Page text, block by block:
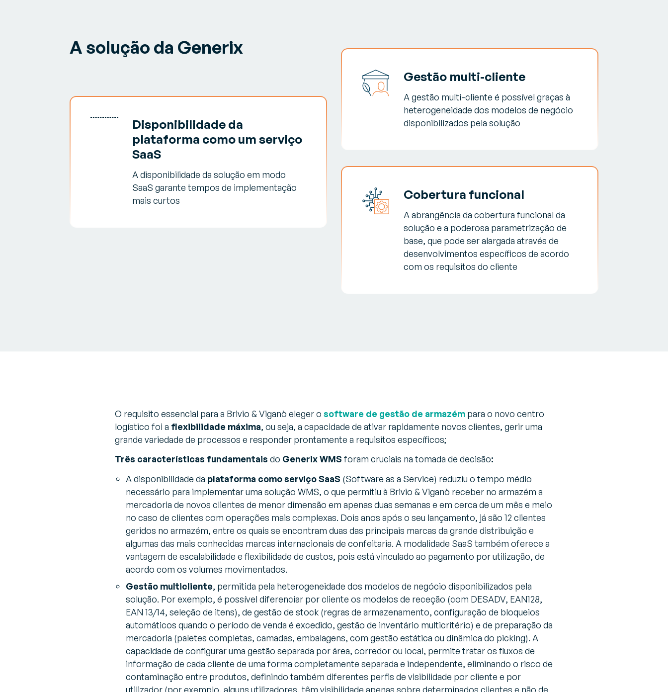
A solução da Generix
Disponibilidade da
plataforma como um serviço
SaaS
A disponibilidade da solução em modo
SaaS garante tempos de implementação
mais curtos
Gestão multi-cliente
A gestão multi-cliente é possível graças à
heterogeneidade dos modelos de negócio
disponibilizados pela solução
Cobertura funcional
A abrangência da cobertura funcional da
solução e a poderosa parametrização de
base, que pode ser alargada através de
desenvolvimentos específicos de acordo
com os requisitos do cliente
O requisito essencial para a Brivio & Viganò eleger o software de gestão de armazém para o novo centro
logístico foi a flexibilidade máxima, ou seja, a capacidade de ativar rapidamente novos clientes, gerir uma
grande variedade de processos e responder prontamente a requisitos específicos;
Três características fundamentais do Generix WMS foram cruciais na tomada de decisão:
A disponibilidade da plataforma como serviço SaaS (Software as a Service) reduziu o tempo médio
necessário para implementar uma solução WMS, o que permitiu à Brivio & Viganò receber no armazém a
mercadoria de novos clientes de menor dimensão em apenas duas semanas e em cerca de um mês e meio
no caso de clientes com operações mais complexas. Dois anos após o seu lançamento, já são 12 clientes
geridos no armazém, entre os quais se encontram duas das principais marcas da grande distribuição e
algumas das mais conhecidas marcas internacionais de confeitaria. A modalidade SaaS também oferece a
vantagem de escalabilidade e flexibilidade de custos, pois está vinculado ao pagamento por utilização, de
acordo com os volumes movimentados.
Gestão multicliente, permitida pela heterogeneidade dos modelos de negócio disponibilizados pela
solução. Por exemplo, é possível diferenciar por cliente os modelos de receção (com DESADV, EAN128,
EAN 13/14, seleção de itens), de gestão de stock (regras de armazenamento, configuração de bloqueios
automáticos quando o período de venda é excedido, gestão de inventário multicritério) e de preparação da
mercadoria (paletes completas, camadas, embalagens, com gestão estática ou dinâmica do picking). A
capacidade de configurar uma gestão separada por área, corredor ou local, permite tratar os fluxos de
informação de cada cliente de uma forma completamente separada e independente, eliminando o risco de
contaminação entre produtos, definindo também diferentes perfis de visibilidade por cliente e por
utilizador (por exemplo, alguns utilizadores, têm visibilidade apenas sobre determinados clientes e não de